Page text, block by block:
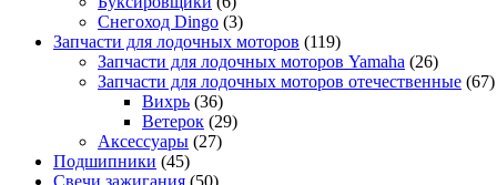
Снегоход Dingo (3)
Запчасти для лодочных моторов (119)
Запчасти для лодочных моторов Yamaha (26)
Запчасти для лодочных моторов отечественные (67)
Вихрь (36)
Ветерок (29)
Аксессуары (27)
Подшипники (45)
Свечи зажигания (50)